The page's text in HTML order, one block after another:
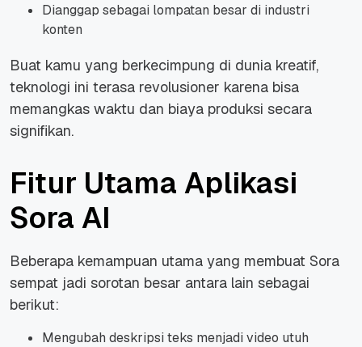
Dianggap sebagai lompatan besar di industri
konten
Buat kamu yang berkecimpung di dunia kreatif,
teknologi ini terasa revolusioner karena bisa
memangkas waktu dan biaya produksi secara
signifikan.
Fitur Utama Aplikasi
Sora AI
Beberapa kemampuan utama yang membuat Sora
sempat jadi sorotan besar antara lain sebagai
berikut:
Mengubah deskripsi teks menjadi video utuh